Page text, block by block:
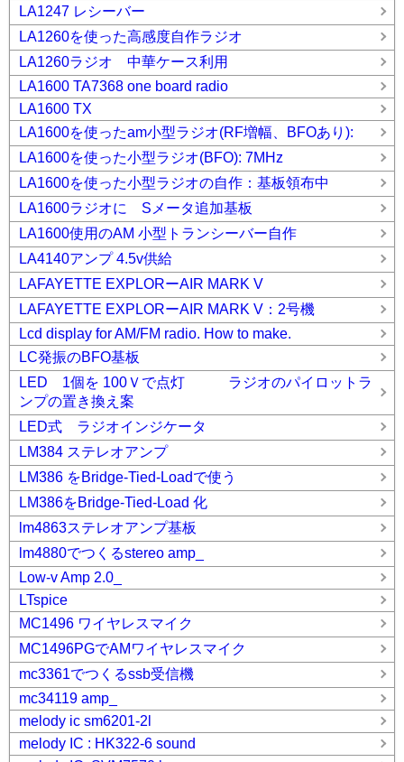
LA1247 レシーバー
LA1260を使った高感度自作ラジオ
LA1260ラジオ 中華ケース利用
LA1600 TA7368 one board radio
LA1600 TX
LA1600を使ったam小型ラジオ(RF増幅、BFOあり):
LA1600を使った小型ラジオ(BFO): 7MHz
LA1600を使った小型ラジオの自作：基板領布中
LA1600ラジオに Sメータ追加基板
LA1600使用のAM 小型トランシーバー自作
LA4140アンプ 4.5v供給
LAFAYETTE EXPLORーAIR MARK V
LAFAYETTE EXPLORーAIR MARK V：2号機
Lcd display for AM/FM radio. How to make.
LC発振のBFO基板
LED 1個を 100Ｖで点灯 ラジオのパイロットラ
ンプの置き換え案
LED式 ラジオインジケータ
LM384 ステレオアンプ
LM386 をBridge-Tied-Loadで使う
LM386をBridge-Tied-Load 化
lm4863ステレオアンプ基板
lm4880でつくるstereo amp_
Low-v Amp 2.0_
LTspice
MC1496 ワイヤレスマイク
MC1496PGでAMワイヤレスマイク
mc3361でつくるssb受信機
mc34119 amp_
melody ic sm6201-2l
melody IC : HK322-6 sound